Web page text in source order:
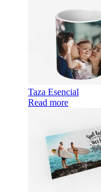
Taza Esencial
Read more